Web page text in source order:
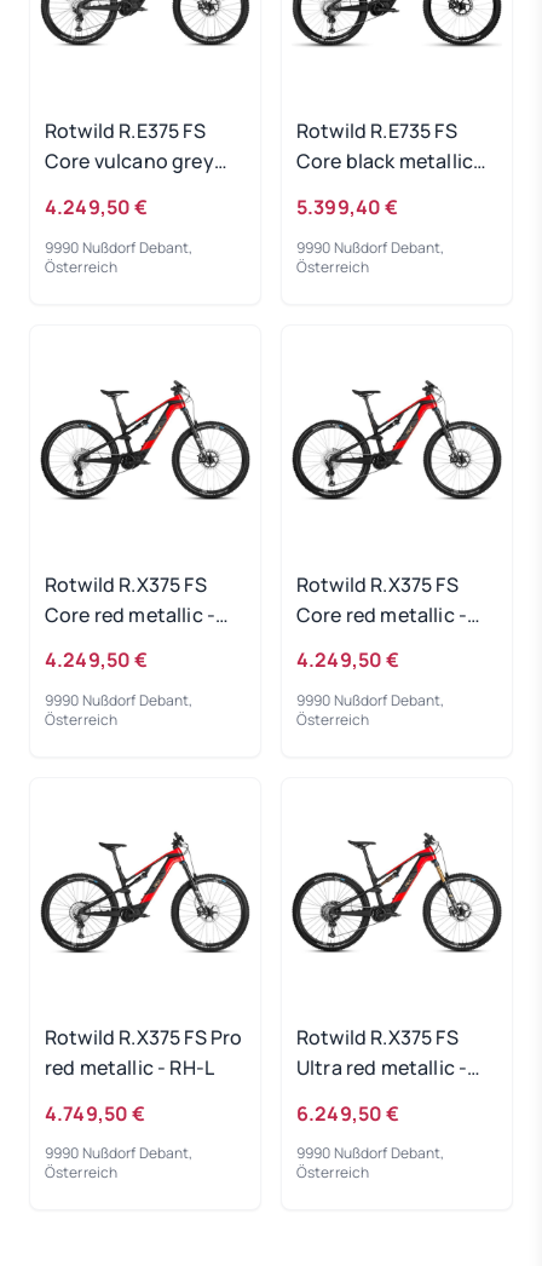
Rotwild R.E375 FS
Core vulcano grey
4.249,50 €
9990 Nußdorf Debant,
Österreich
Rotwild R.E735 FS
Core black metallic
5.399,40 €
9990 Nußdorf Debant,
Österreich
Rotwild R.X375 FS
Core red metallic -
4.249,50 €
9990 Nußdorf Debant,
Österreich
Rotwild R.X375 FS
Core red metallic -
4.249,50 €
9990 Nußdorf Debant,
Österreich
Rotwild R.X375 FS Pro
red metallic - RH-L
4.749,50 €
9990 Nußdorf Debant,
Österreich
Rotwild R.X375 FS
Ultra red metallic -
6.249,50 €
9990 Nußdorf Debant,
Österreich